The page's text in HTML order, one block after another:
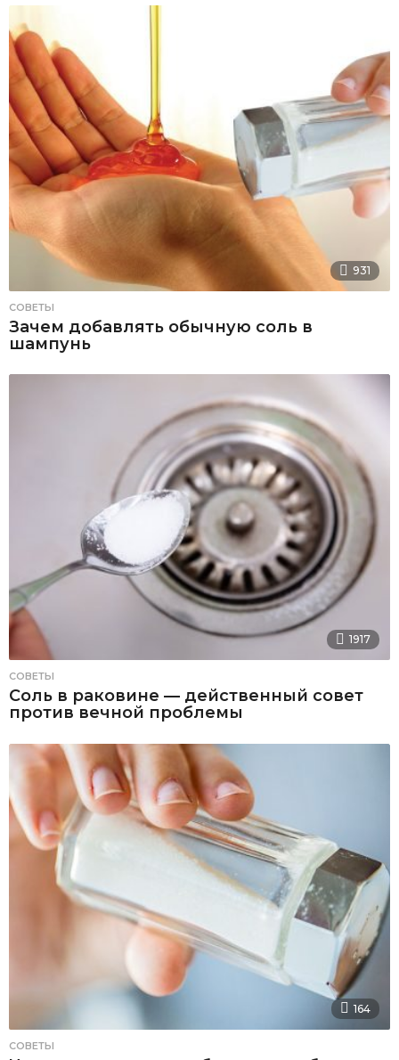
931
СОВЕТЫ
Зачем добавлять обычную соль в
шампунь
1917
СОВЕТЫ
Соль в раковине — действенный совет
против вечной проблемы
164
СОВЕТЫ